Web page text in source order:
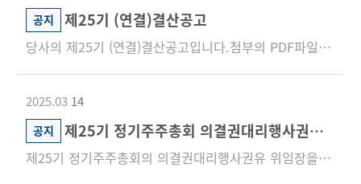
공지 제25기 (연결)결산공고
당사의 제25기 (연결)결산공고입니다.첨부의 PDF파일을 참조하시기 바랍니다.
2025.03 14
공지 제25기 정기주주총회 의결권대리행사권유 위임장 배포
제25기 정기주주총회의 의결권대리행사권유 위임장을 첨부와 같이 배포합니다.첨부 파일을 클릭하면 PDF파일로 다운받...